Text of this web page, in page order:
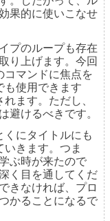
果的に使いこなせ
プのループも存在
り上げます。今回
コマンドに焦点を
も使用できます
ます。ただし、
避けるべきです。
くにタイトルにも
きます。つま
ぶ時が来たので
く目を通してくだ
きなければ、プロ
かることになるで